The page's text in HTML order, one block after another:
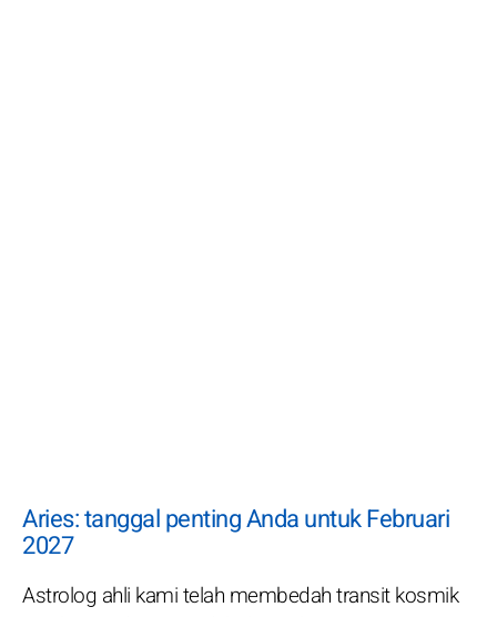
Aries: tanggal penting Anda untuk Februari
2027
Astrolog ahli kami telah membedah transit kosmik